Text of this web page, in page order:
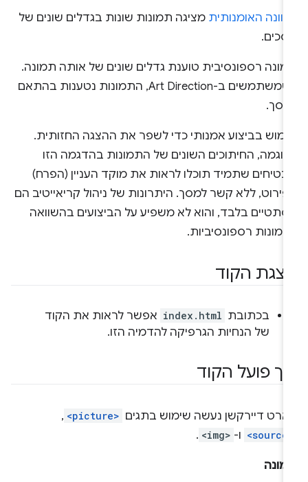
האומנותיתמציגה תמונות שונות בגדלים שונים של
רספונסיבית טוענת גדלים שונים של אותה תמונה.
כשמשתמשים ב-Art Direction, התמונות נטענות בהתאם
בביצוע אמנותי כדי לשפר את ההצגה החזותית.
החיתוכים השונים של התמונות בהדגמה הזו
שתמיד תוכלו לראות את מוקד העניין (הפרח)
ללא קשר למסך. היתרונות של ניהול קריאייטיב הם
בלבד, והוא לא משפיע על הביצועים בהשוואה
רספונסיביות.
הקוד
בכתובת index.html אפשר לראות את הקוד
של הנחיות הגרפיקה להדמיה הזו.
פועל הקוד
דיירקשן נעשה שימוש בתגים <picture>
,‏
ו- <img>
.